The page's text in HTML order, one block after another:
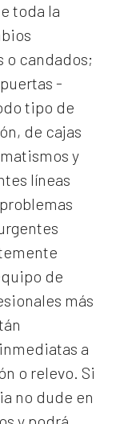
toda la
o candados;
-
tipo de
de cajas
y
líneas
de
más
a
o relevo. Si
no dude en